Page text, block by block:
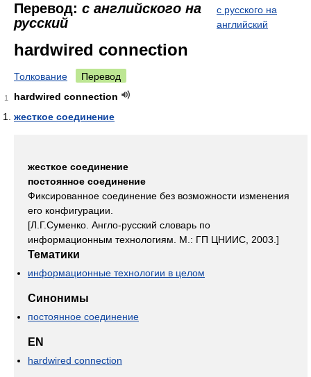
Перевод: с английского на
русский
с русского на
английский
hardwired connection
Толкование Перевод
1
hardwired connection
жесткое соединение
жесткое соединение
постоянное соединение
Фиксированное соединение без возможности изменения
его конфигурации.
[Л.Г.Суменко. Англо-русский словарь по
информационным технологиям. М.: ГП ЦНИИС, 2003.]
Тематики
информационные технологии в целом
Синонимы
постоянное соединение
EN
hardwired connection